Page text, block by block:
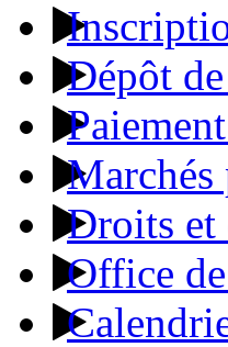
Dépôt
Droits et
Office